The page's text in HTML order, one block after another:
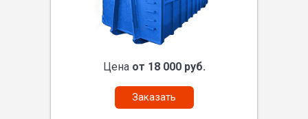
Цена от 18 000 руб.
Заказать